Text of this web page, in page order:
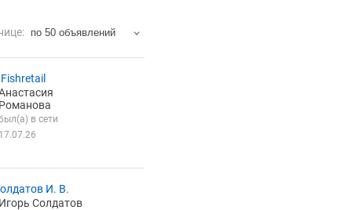
по 50 объявлений
Романова
в сети
17.07.26
И. В.
Игорь Солдатов